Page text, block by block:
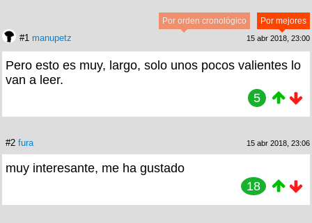
Por mejores
Por orden cronológico
#1 manupetz 15 abr 2018, 23:00
Pero esto es muy, largo, solo unos pocos valientes lo
van a leer.
5
#2 fura 15 abr 2018, 23:06
muy interesante, me ha gustado
18